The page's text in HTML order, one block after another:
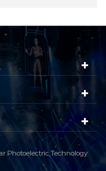
Photoelectric Technology